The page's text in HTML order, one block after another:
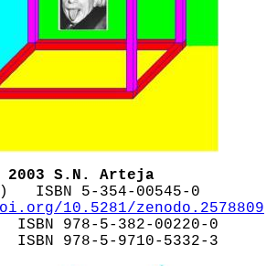
2003 S.N. Arteja
ISBN 5-354-00545-0
10.5281/zenodo.2578809
978-5-382-00220-0
978-5-9710-5332-3